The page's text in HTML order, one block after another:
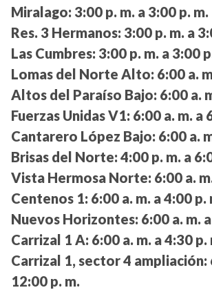
Miralago: 3:00 p. m. a 3:00 p. m.
Res. 3 Hermanos: 3:00 p. m. a
Las Cumbres: 3:00 p. m. a 3:00
Lomas del Norte Alto: 6:00 a.
Altos del Paraíso Bajo: 6:00 a.
Fuerzas Unidas V1: 6:00 a. m. a
Cantarero López Bajo: 6:00 a.
Brisas del Norte: 4:00 p. m. a
Vista Hermosa Norte: 6:00 a.
Centenos 1: 6:00 a. m. a 4:00 p.
Nuevos Horizontes: 6:00 a. m.
Carrizal 1 A: 6:00 a. m. a 4:30 p.
Carrizal 1, sector 4 ampliación:
12:00 p. m.